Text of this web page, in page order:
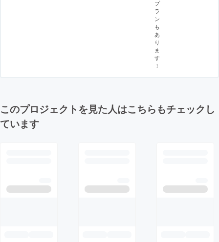
プ
ラ
ン
も
あ
り
ま
す
！
このプロジェクトを見た人はこちらもチェックし
ています